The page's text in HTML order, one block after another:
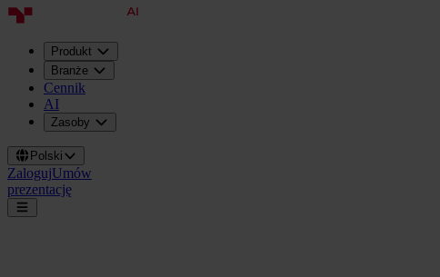
Produkt
Branże
Cennik
AI
Zasoby
Polski
ZalogujUmów
prezentację